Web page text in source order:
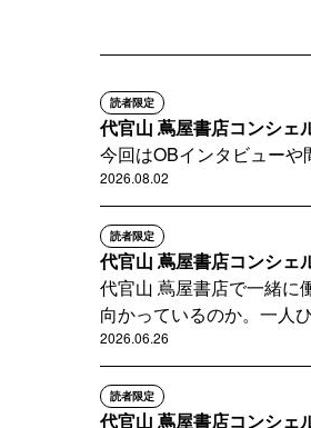
読者限定
代官山 蔦屋書店コンシ
今回はOBインタビューや
2026.08.02
読者限定
代官山 蔦屋書店コンシ
代官山 蔦屋書店で一緒に
向かっているのか。一人
2026.06.26
読者限定
代官山 蔦屋書店コンシ